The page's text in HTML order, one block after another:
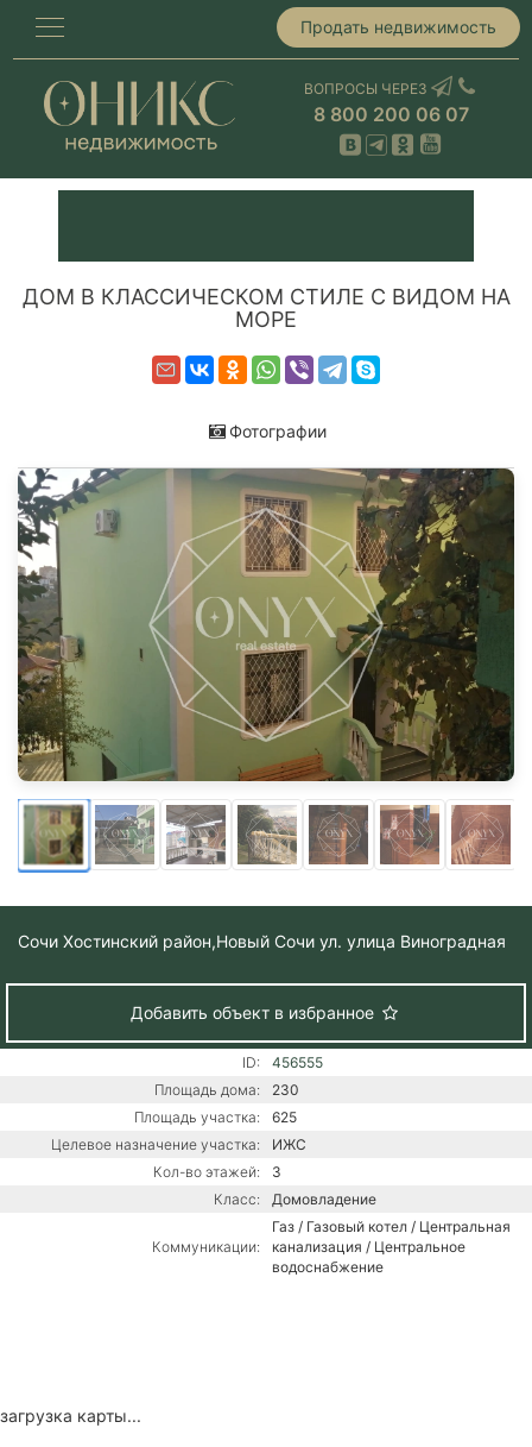
Продать недвижимость
ВОПРОСЫ ЧЕРЕЗ
8 800 200 06 07
ДОМ В КЛАССИЧЕСКОМ СТИЛЕ С ВИДОМ НА
МОРЕ
Фотографии
Сочи Хостинский район,Новый Сочи ул. yлица Виноградная
Добавить объект в избранное
ID:
456555
Площадь дома:
230
Площадь участка:
625
Целевое назначение участка:
ИЖС
Кол-во этажей:
3
Класс:
Домовладение
Коммуникации:
Газ / Газовый котел / Центральная
канализация / Центральное
водоснабжение
загрузка карты...